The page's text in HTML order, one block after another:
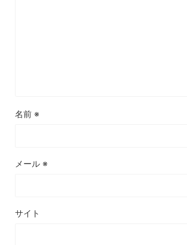
名前 ※
メール ※
サイト